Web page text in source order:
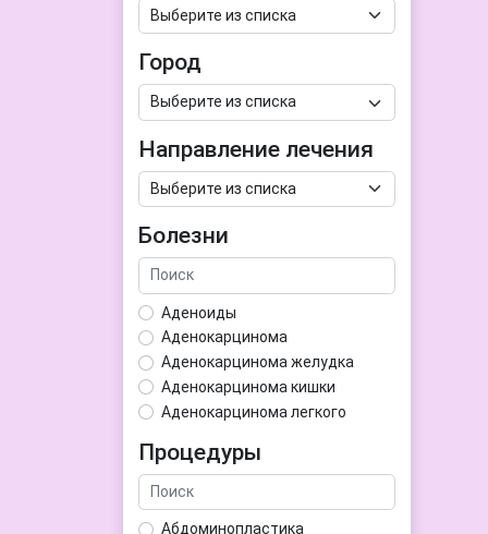
Город
Направление лечения
Болезни
Аденоиды
Аденокарцинома
Аденокарцинома желудка
Аденокарцинома кишки
Аденокарцинома легкого
Аденома гипофиза
Аденома простаты
Аденома щитовидной железы
Процедуры
Абдоминопластика